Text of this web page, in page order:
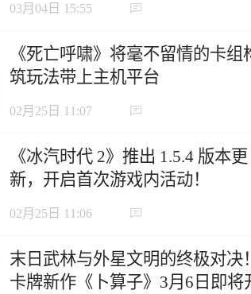
03月04日 15:55
《死亡呼啸》将毫不留情的卡组
筑玩法带上主机平台
02月25日 11:07
《冰汽时代 2》推出 1.5.4 版本更
新，开启首次游戏内活动！
02月25日 11:06
末日武林与外星文明的终极对决
卡牌新作《卜算子》3月6日即将